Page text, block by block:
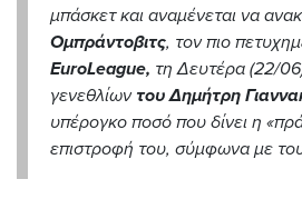
μπάσκετ και αναμένεται να
Ομπράντοβιτς, τον πιο
EuroLeague, τη Δευτέρα (22/
γενεθλίωντου Δημήτρη
υπέρογκο ποσό που δίνει η
επιστροφή του, σύμφωνα με